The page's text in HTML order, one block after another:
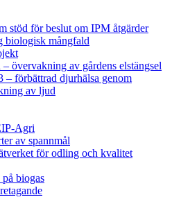
stöd för beslut om IPM åtgärder
biologisk mångfald
övervakning av gårdens elstängsel
förbättrad djurhälsa genom
av ljud
Agri
av spannmål
för odling och kvalitet
biogas